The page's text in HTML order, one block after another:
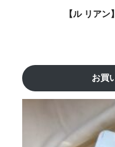
【ル リア
お買